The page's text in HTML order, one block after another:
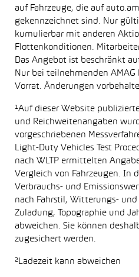
auf Fahrzeuge, die auf
gekennzeichnet sind. Nur
kumulierbar mit anderen
Flottenkonditionen.
Das Angebot ist beschränkt
Nur bei teilnehmenden
Vorrat. Änderungen
¹Auf dieser Website
und Reichweitenangaben
vorgeschriebenen
Light-Duty Vehicles Test
nach WLTP ermittelten
Vergleich von Fahrzeugen. In
Verbrauchs- und
nach Fahrstil, Witterungs-
Zuladung, Topographie und
abweichen. Sie können
zugesichert werden.
²Ladezeit kann abweichen